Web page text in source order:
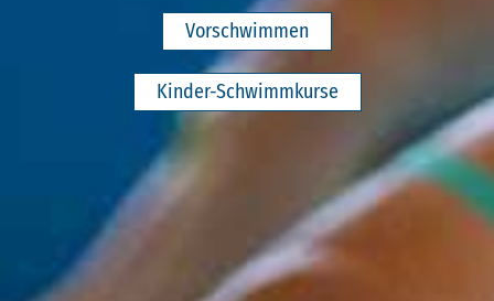
Vorschwimmen
Kinder-Schwimmkurse